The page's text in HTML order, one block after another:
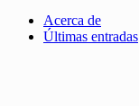
Acerca de
Últimas entradas